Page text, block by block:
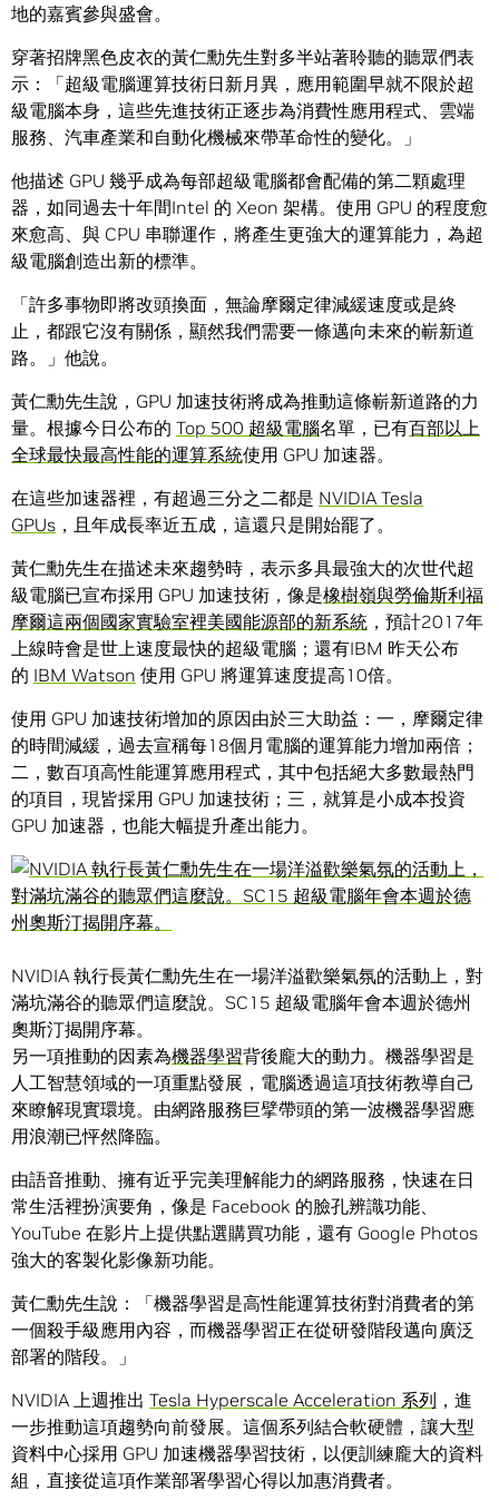
地的嘉賓參與盛會。
穿著招牌黑色皮衣的黃仁勳先生對多半站著聆聽的聽眾們表
示：「超級電腦運算技術日新月異，應用範圍早就不限於超
級電腦本身，這些先進技術正逐步為消費性應用程式、雲端
服務、汽車產業和自動化機械來帶革命性的變化。」
他描述 GPU 幾乎成為每部超級電腦都會配備的第二顆處理
器，如同過去十年間Intel 的 Xeon 架構。使用 GPU 的程度愈
來愈高、與 CPU 串聯運作，將產生更強大的運算能力，為超
級電腦創造出新的標準。
「許多事物即將改頭換面，無論摩爾定律減緩速度或是終
止，都跟它沒有關係，顯然我們需要一條邁向未來的嶄新道
路。」他說。
黃仁勳先生說，GPU 加速技術將成為推動這條嶄新道路的力
量。根據今日公布的 Top 500 超級電腦名單，已有百部以上
全球最快最高性能的運算系統使用 GPU 加速器。
在這些加速器裡，有超過三分之二都是 NVIDIA Tesla
GPUs ，且年成長率近五成，這還只是開始罷了。
黃仁勳先生在描述未來趨勢時，表示多具最強大的次世代超
級電腦已宣布採用 GPU 加速技術，像是橡樹嶺與勞倫斯利福
摩爾這兩個國家實驗室裡美國能源部的新系統 ，預計2017年
上線時會是世上速度最快的超級電腦；還有IBM 昨天公布
的 IBM Watson 使用 GPU 將運算速度提高10倍。
使用 GPU 加速技術增加的原因由於三大助益：一，摩爾定律
的時間減緩，過去宣稱每18個月電腦的運算能力增加兩倍；
二，數百項高性能運算應用程式，其中包括絕大多數最熱門
的項目，現皆採用 GPU 加速技術；三，就算是小成本投資
GPU 加速器，也能大幅提升產出能力。
NVIDIA 執行長黃仁勳先生在一場洋溢歡樂氣氛的活動上，對
滿坑滿谷的聽眾們這麼說。SC15 超級電腦年會本週於德州
奧斯汀揭開序幕。
另一項推動的因素為機器學習背後龐大的動力。機器學習是
人工智慧領域的一項重點發展，電腦透過這項技術教導自己
來瞭解現實環境。由網路服務巨擘帶頭的第一波機器學習應
用浪潮已怦然降臨。
由語音推動、擁有近乎完美理解能力的網路服務，快速在日
常生活裡扮演要角，像是 Facebook 的臉孔辨識功能、
YouTube 在影片上提供點選購買功能，還有 Google Photos
強大的客製化影像新功能。
黃仁勳先生說：「機器學習是高性能運算技術對消費者的第
一個殺手級應用內容，而機器學習正在從研發階段邁向廣泛
部署的階段。」
NVIDIA 上週推出 Tesla Hyperscale Acceleration 系列 ，進
一步推動這項趨勢向前發展。這個系列結合軟硬體，讓大型
資料中心採用 GPU 加速機器學習技術，以便訓練龐大的資料
組，直接從這項作業部署學習心得以加惠消費者。